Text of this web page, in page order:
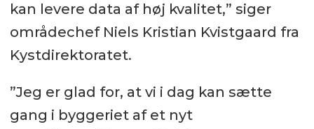
kan levere data af høj kvalitet,” siger
områdechef Niels Kristian Kvistgaard fra
Kystdirektoratet.
”Jeg er glad for, at vi i dag kan sætte
gang i byggeriet af et nyt